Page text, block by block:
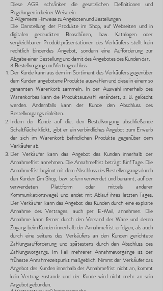
Diese AGB schränken die gesetzlichen Definitionen und
Regelungen in keiner Weise ein.
2. Allgemeine Hinweise zu Angeboten und Bestellungen
Die Darstellung der Produkte im Shop, auf Webseiten und in
digitalen gedruckten Broschüren, bzw. Katalogen oder
vergleichbaren Produktpräsentationen des Verkäufers stellt kein
rechtlich bindendes Angebot, sondern eine Aufforderung zur
Abgabe einer Bestellung und damit des Angebotes des Kunden dar.
3. Bestellvorgang und Vertragsschluss
Der Kunde kann aus dem im Sortiment des Verkäufers gegenüber
dem Kunden angebotene Produkte auswählen und diese in einem so
genannten Warenkorb sammeln. In der Auswahl innerhalb des
Warenkorbes kann die Produktauswahl verändert, z. B. gelöscht
werden. Andernfalls kann der Kunde den Abschluss des
Bestellvorgangs einleiten.
Indem der Kunde auf die, den Bestellvorgang abschließende
Schaltfläche klickt, gibt er ein verbindliches Angebot zum Erwerb
der sich im Warenkorb befindlichen Produkte gegenüber dem
Verkäufer ab.
Der Verkäufer kann das Angebot des Kunden innerhalb der
Annahmefrist annehmen. Die Annahmefrist beträgt fünf Tage. Die
Annahmefrist beginnt mit dem Abschluss des Bestellvorgangs durch
den Kunden (im Shop, bzw. sofern verwendet und benannt, auf der
verwendeten Plattform oder mittels anderer
Kommunikationswege) und endet mit Ablauf ihres letzten Tages.
Der Verkäufer kann das Angebot des Kunden durch eine explizite
Annahme des Vertrages, auch per E-Mail, annehmen. Die
Annahme kann ferner durch den Versand der Ware und deren
Zugang beim Kunden innerhalb der Annahmefrist erfolgen, als auch
durch eine seitens des Verkäufers an den Kunden gerichtete
Zahlungsaufforderung und spätestens durch den Abschluss des
Zahlungsvorgangs. Im Fall mehrerer Annahmevorgänge ist der
früheste Annahmezeitpunkt maßgeblich. Nimmt der Verkäufer das
Angebot des Kunden innerhalb der Annahmefrist nicht an, kommt
kein Vertrag zustande und der Kunde wird nicht mehr an sein
Angebot gebunden.